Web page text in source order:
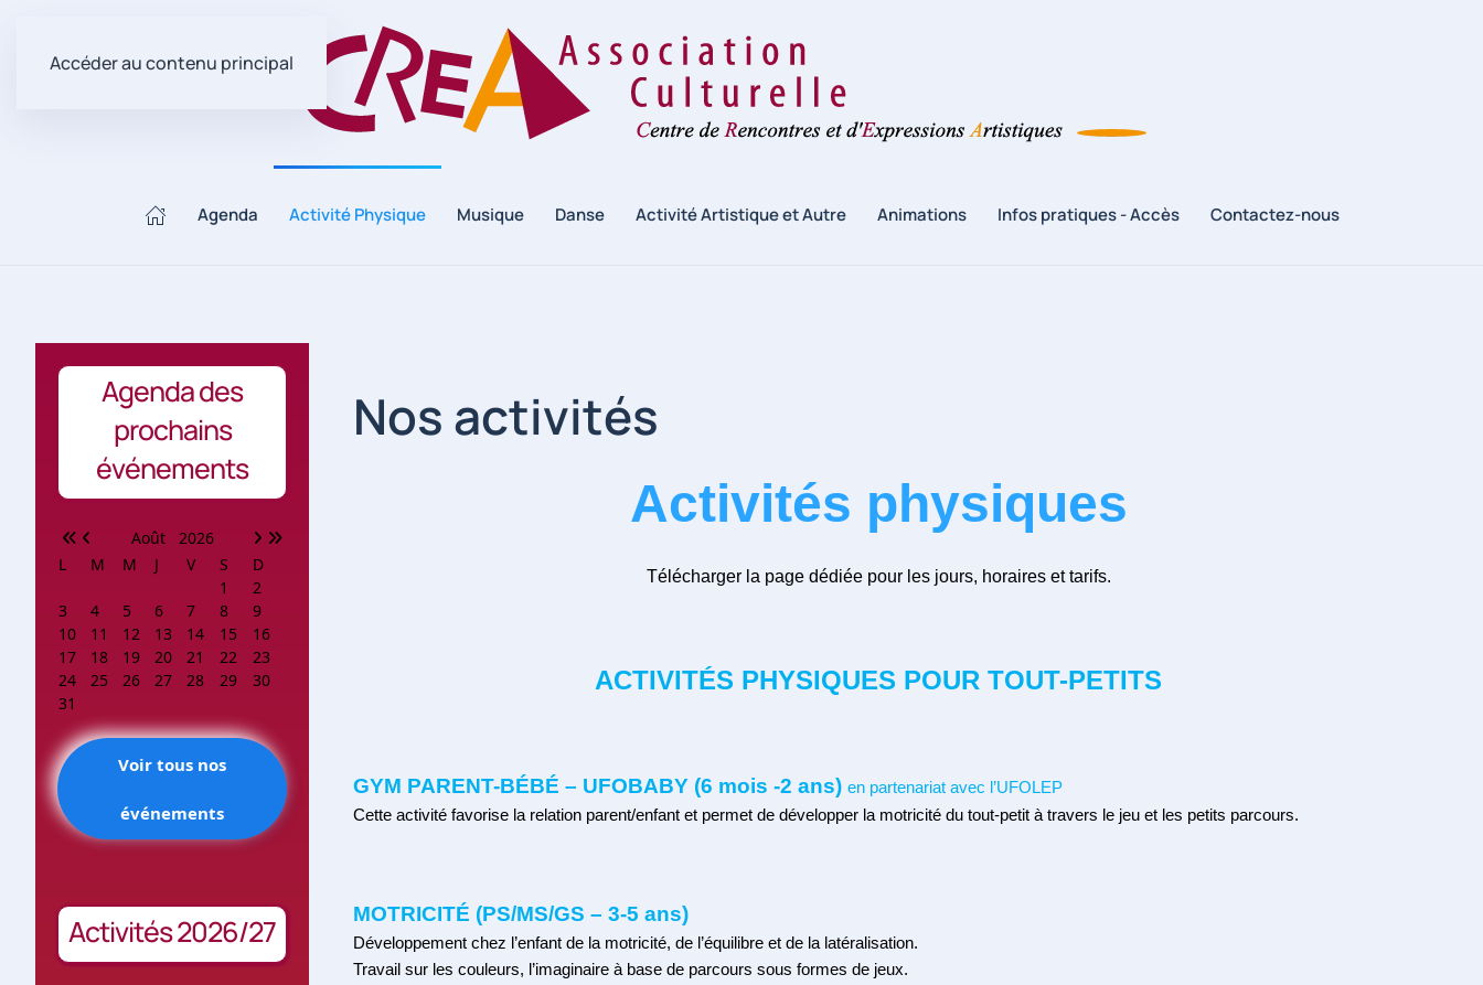
Accéder au contenu principal
Agenda Activité Physique Musique Danse Activité Artistique et Autre Animations Infos pratiques - Accès Contactez-nous
Nos activités
Activités physiques
Télécharger la page dédiée pour les jours, horaires et tarifs.
ACTIVITÉS PHYSIQUES POUR TOUT-PETITS
GYM PARENT-BÉBÉ – UFOBABY (6 mois -2 ans) en partenariat avec l’UFOLEP
Cette activité favorise la relation parent/enfant et permet de développer la motricité du tout-petit à travers le jeu et les petits parcours.
MOTRICITÉ (PS/MS/GS – 3-5 ans)
Développement chez l’enfant de la motricité, de l’équilibre et de la latéralisation.
Travail sur les couleurs, l’imaginaire à base de parcours sous formes de jeux.
Agenda des
prochains
événements
Août 2026
L
M M J V S
D
1
2
3
4 5 6 7 8
9
10
11 12 13 14 15
16
17
18 19 20 21 22
23
24
25 26 27 28 29
30
31
Voir tous nos
événements
Activités 2026/27